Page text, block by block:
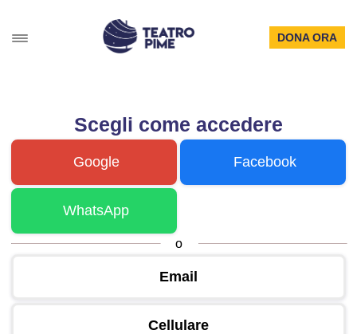
DONA ORA
Scegli come accedere
Google Facebook
WhatsApp
o
Email
Cellulare